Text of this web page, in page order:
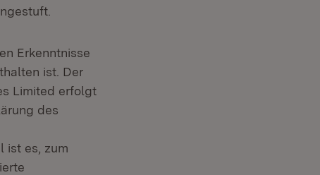
Erkenntnisse
ist. Der
Limited erfolgt
des
ist es, zum